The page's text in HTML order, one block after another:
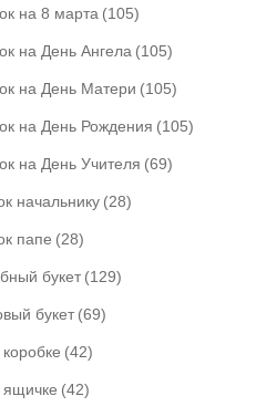
на 8 марта (105)
на День Ангела (105)
на День Матери (105)
на День Рождения (105)
на День Учителя (69)
начальнику (28)
папе (28)
букет (129)
букет (69)
коробке (42)
ящичке (42)